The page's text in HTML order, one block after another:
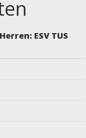
ESV TUS